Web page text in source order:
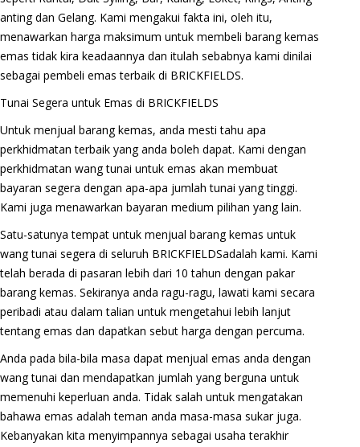
anting dan Gelang. Kami mengakui fakta ini, oleh itu,
menawarkan harga maksimum untuk membeli barang kemas
emas tidak kira keadaannya dan itulah sebabnya kami dinilai
sebagai pembeli emas terbaik di BRICKFIELDS.
Tunai Segera untuk Emas di BRICKFIELDS
Untuk menjual barang kemas, anda mesti tahu apa
perkhidmatan terbaik yang anda boleh dapat. Kami dengan
perkhidmatan wang tunai untuk emas akan membuat
bayaran segera dengan apa-apa jumlah tunai yang tinggi.
Kami juga menawarkan bayaran medium pilihan yang lain.
Satu-satunya tempat untuk menjual barang kemas untuk
wang tunai segera di seluruh BRICKFIELDSadalah kami. Kami
telah berada di pasaran lebih dari 10 tahun dengan pakar
barang kemas. Sekiranya anda ragu-ragu, lawati kami secara
peribadi atau dalam talian untuk mengetahui lebih lanjut
tentang emas dan dapatkan sebut harga dengan percuma.
Anda pada bila-bila masa dapat menjual emas anda dengan
wang tunai dan mendapatkan jumlah yang berguna untuk
memenuhi keperluan anda. Tidak salah untuk mengatakan
bahawa emas adalah teman anda masa-masa sukar juga.
Kebanyakan kita menyimpannya sebagai usaha terakhir